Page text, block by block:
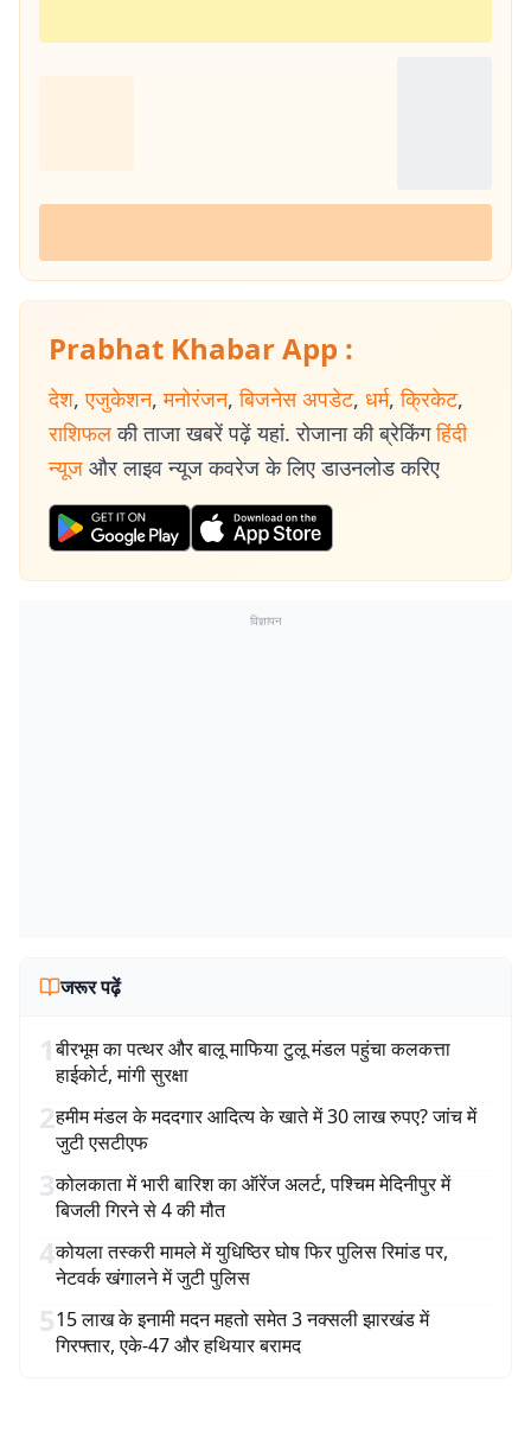
Prabhat Khabar App :
देश, एजुकेशन, मनोरंजन, बिजनेस अपडेट, धर्म, क्रिकेट,
राशिफल की ताजा खबरें पढ़ें यहां. रोजाना की ब्रेकिंग हिंदी
न्यूज और लाइव न्यूज कवरेज के लिए डाउनलोड करिए
विज्ञापन
जरूर पढ़ें
1बीरभूम का पत्थर और बालू माफिया टुलू मंडल पहुंचा कलकत्ता
हाईकोर्ट, मांगी सुरक्षा
2हमीम मंडल के मददगार आदित्य के खाते में 30 लाख रुपए? जांच में
जुटी एसटीएफ
3कोलकाता में भारी बारिश का ऑरेंज अलर्ट, पश्चिम मेदिनीपुर में
बिजली गिरने से 4 की मौत
4कोयला तस्करी मामले में युधिष्ठिर घोष फिर पुलिस रिमांड पर,
नेटवर्क खंगालने में जुटी पुलिस
515 लाख के इनामी मदन महतो समेत 3 नक्सली झारखंड में
गिरफ्तार, एके-47 और हथियार बरामद